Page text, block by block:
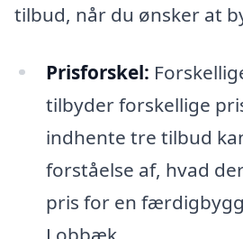
tilbud, når du ønsker at
Prisforskel:
tilbyder forskellige
indhente tre tilbud
forståelse af, hvad
pris for en